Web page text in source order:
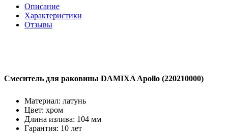
Описание
Характеристики
Отзывы
Смеситель для раковины DAMIXA Apollo (220210000)
Материал: латунь
Цвет: хром
Длина излива: 104 мм
Гарантия: 10 лет